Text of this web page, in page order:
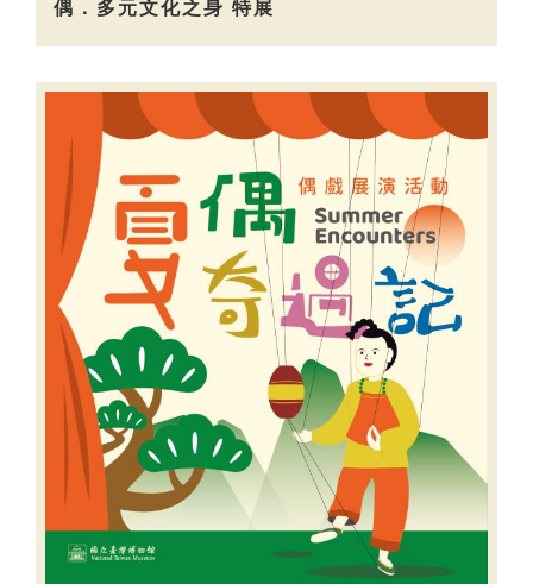
偶．多元文化之身 特展